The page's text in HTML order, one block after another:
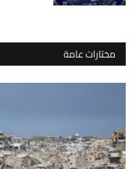
مختارات عامة